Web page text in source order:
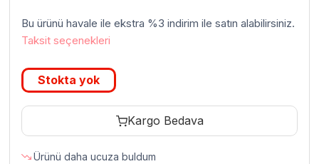
Bu ürünü havale ile ekstra %3 indirim ile satın alabilirsiniz.
Taksit seçenekleri
Stokta yok
Kargo Bedava
Ürünü daha ucuza buldum